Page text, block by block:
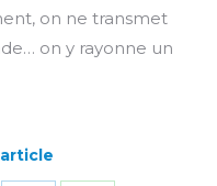
on ne transmet
on y rayonne un